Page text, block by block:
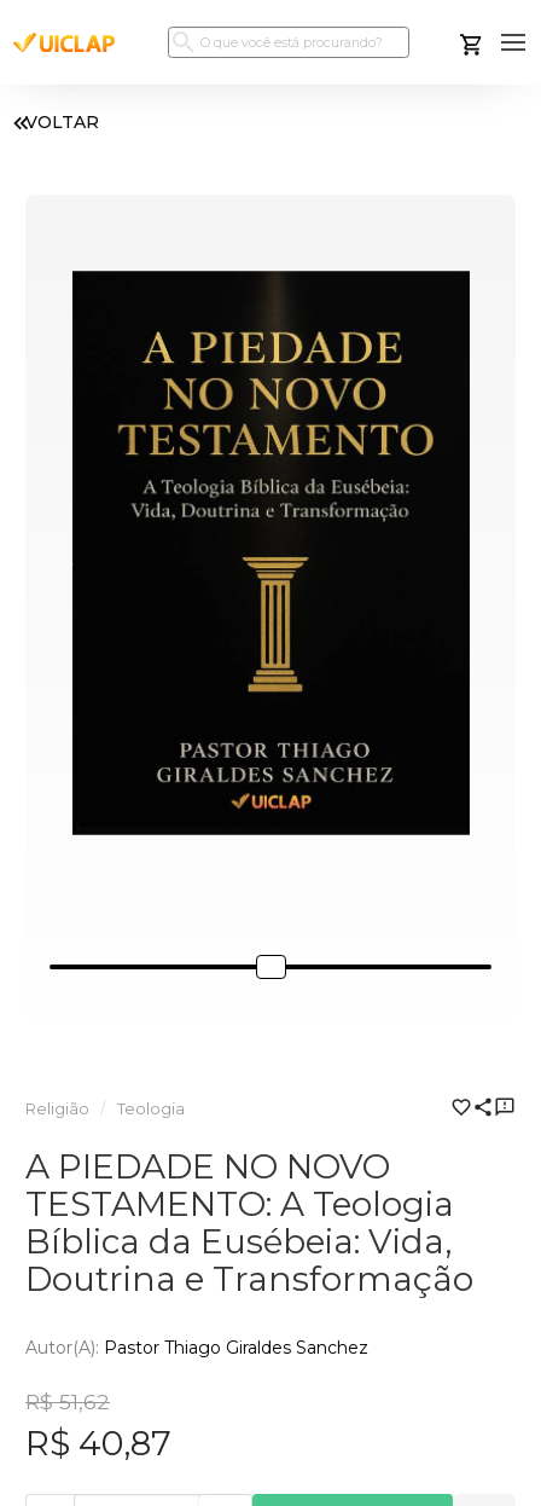
VOLTAR
Religião Teologia
A PIEDADE NO NOVO
TESTAMENTO: A Teologia
Bíblica da Eusébeia: Vida,
Doutrina e Transformação
Autor(a): Pastor Thiago Giraldes Sanchez
R$ 51,62
R$ 40,87